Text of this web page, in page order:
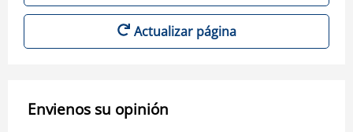
Actualizar página
Envienos su opinión